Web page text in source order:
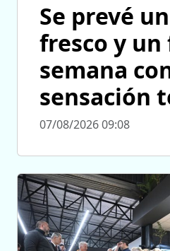
Se prevé
fresco y un
semana
sensación
07/08/2026 09:08